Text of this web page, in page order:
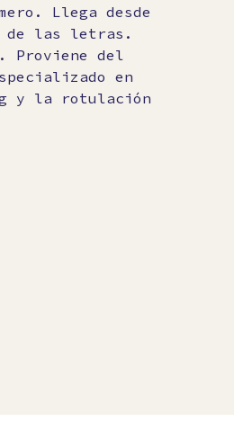
Llega desde
de las letras.
Proviene del
en
y la rotulación